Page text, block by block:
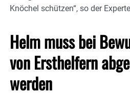
Knöchel schützen“, so der
Helm muss bei
von Ersthelfern
werden